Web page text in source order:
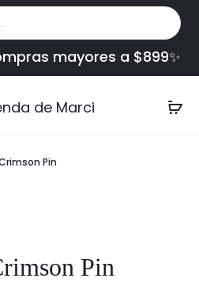
mayores a $899✨
Pin
Pin